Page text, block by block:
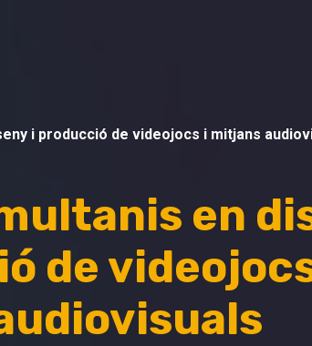
i producció de videojocs i mitjans
en
de